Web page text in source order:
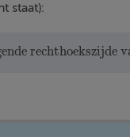
staat):
rechthoekszijde